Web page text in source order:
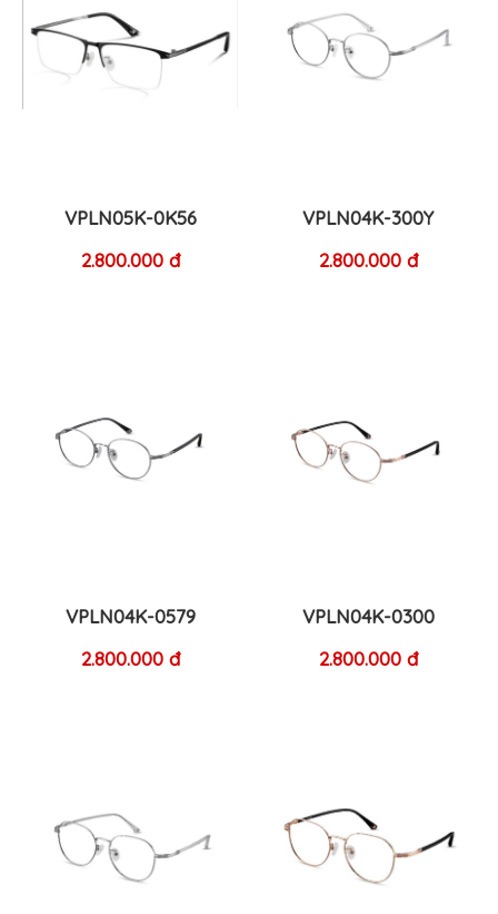
VPLN05K-0K56
2.800.000 đ
VPLN04K-300Y
2.800.000 đ
VPLN04K-0579
2.800.000 đ
VPLN04K-0300
2.800.000 đ